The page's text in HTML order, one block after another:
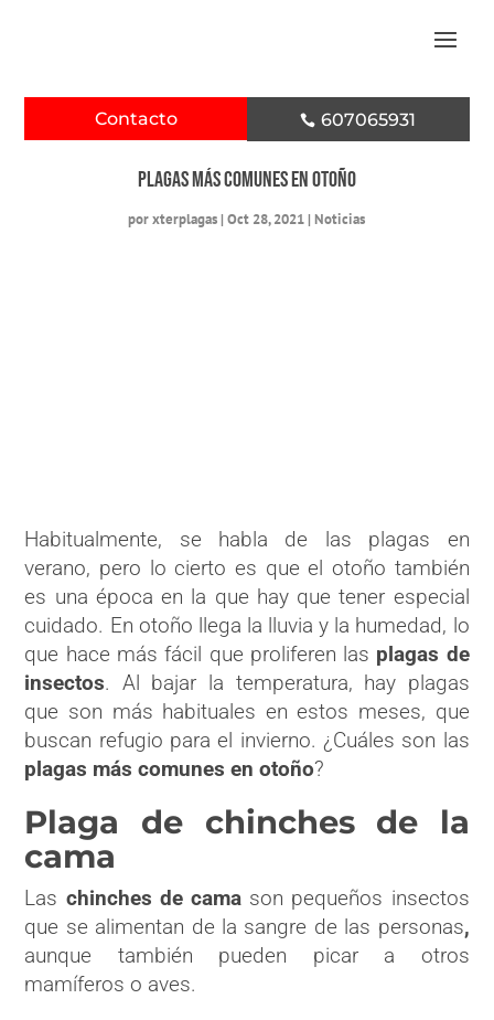
Contacto  607065931
Plagas más comunes en otoño
porxterplagas|Oct 28, 2021|Noticias
Habitualmente, se habla de las plagas en
verano, pero lo cierto es que el otoño también
es una época en la que hay que tener especial
cuidado. En otoño llega la lluvia y la humedad, lo
que hace más fácil que proliferen las plagas de
insectos. Al bajar la temperatura, hay plagas
que son más habituales en estos meses, que
buscan refugio para el invierno. ¿Cuáles son las
plagas más comunes en otoño?
Plaga de chinches de la
cama
Las chinches de cama son pequeños insectos
que se alimentan de la sangre de las personas,
aunque también pueden picar a otros
mamíferos o aves.